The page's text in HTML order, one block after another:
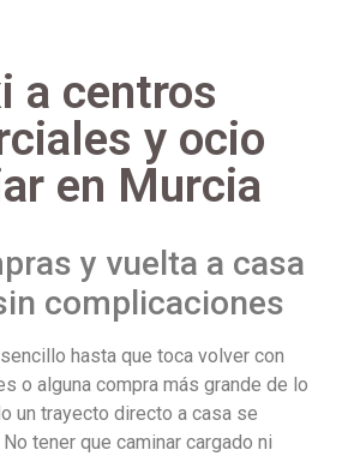
a centros
y ocio
en Murcia
y vuelta a casa
complicaciones
hasta que toca volver con
o alguna compra más grande de lo
un trayecto directo a casa se
tener que caminar cargado ni